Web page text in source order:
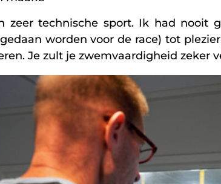
zeer technische sport. Ik had nooit
worden voor de race) tot
Je zult je zwemvaardigheid zeker